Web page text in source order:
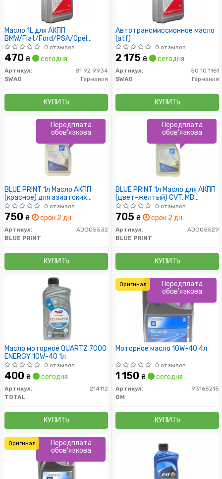
Масло 1L для АКПП
BMW/Fiat/Ford/PSA/Opel
(красное)
0 отзывов
470 ₴ сегодня
Артикул:
81 92 9934
SWAG
Германия
КУПИТЬ
Автотрансмиссионное масло
(atf)
0 отзывов
2 175 ₴ сегодня
Артикул:
50 10 1161
SWAG
Германия
КУПИТЬ
BLUE PRINT 1л Масло АКПП
(красное) для азиатских
автом. ATF SP II, ATF SP III,
Dexron III
0 отзывов
750 ₴ срок 2 дн.
Артикул:
ADG05532
BLUE PRINT
КУПИТЬ
Передплата
обов'язкова
BLUE PRINT 1л Масло для АКПП
(цвет-желтый) CVT, MB
236.20, VW TL 52 180
0 отзывов
705 ₴ срок 2 дн.
Артикул:
ADG05529
BLUE PRINT
КУПИТЬ
Передплата
обов'язкова
Масло моторное QUARTZ 7000
ENERGY 10W-40 1л
0 отзывов
400 ₴ сегодня
Артикул:
214112
TOTAL
КУПИТЬ
Моторное масло 10W-40 4л
0 отзывов
1 150 ₴ сегодня
Артикул:
93165215
GM
КУПИТЬ
Передплата
обов'язкова
Оригинал
Передплата
обов'язкова
Оригинал